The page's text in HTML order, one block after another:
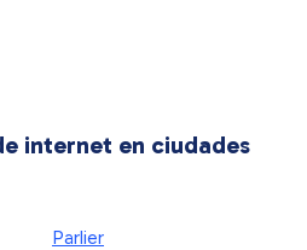
internet en ciudades
Parlier